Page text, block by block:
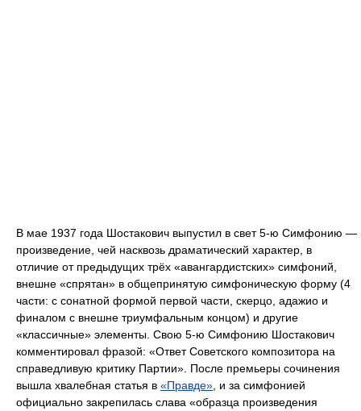
В мае 1937 года Шостакович выпустил в свет 5-ю Симфонию —
произведение, чей насквозь драматический характер, в
отличие от предыдущих трёх «авангардистских» симфоний,
внешне «спрятан» в общепринятую симфоническую форму (4
части: с сонатной формой первой части, скерцо, адажио и
финалом с внешне триумфальным концом) и другие
«классичные» элементы. Свою 5-ю Симфонию Шостакович
комментировал фразой: «Ответ Советского композитора на
справедливую критику Партии». После премьеры сочинения
вышла хвалебная статья в «Правде», и за симфонией
официально закрепилась слава «образца произведения